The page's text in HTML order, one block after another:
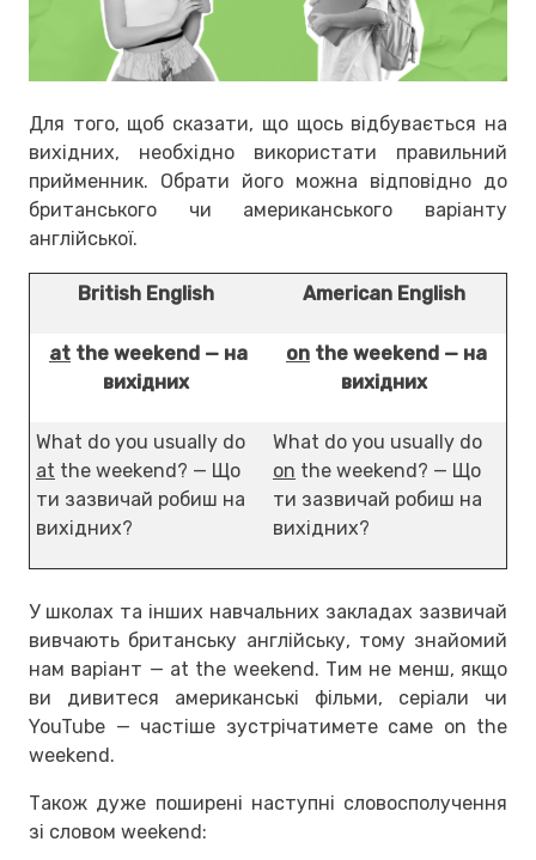
Для того, щоб сказати, що щось відбувається на
вихідних, необхідно використати правильний
прийменник. Обрати його можна відповідно до
британського чи американського варіанту
англійської.
British English American English
at the weekend — на
вихідних
on the weekend — на
вихідних
What do you usually do
at the weekend? — Що
ти зазвичай робиш на
вихідних?
What do you usually do
on the weekend? — Що
ти зазвичай робиш на
вихідних?
У школах та інших навчальних закладах зазвичай
вивчають британську англійську, тому знайомий
нам варіант — at the weekend. Тим не менш, якщо
ви дивитеся американські фільми, серіали чи
YouTube — частіше зустрічатимете саме on the
weekend.
Також дуже поширені наступні словосполучення
зі словом weekend: